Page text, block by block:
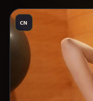
CN